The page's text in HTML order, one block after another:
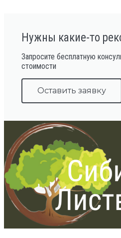
Нужны какие-то
Запросите бесплатную
стоимости
Оставить заявку